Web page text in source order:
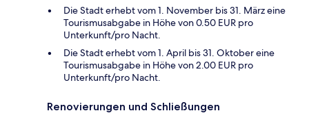
Die Stadt erhebt vom 1. November bis 31. März eine
Tourismusabgabe in Höhe von 0.50 EUR pro
Unterkunft/pro Nacht.
Die Stadt erhebt vom 1. April bis 31. Oktober eine
Tourismusabgabe in Höhe von 2.00 EUR pro
Unterkunft/pro Nacht.
Renovierungen und Schließungen